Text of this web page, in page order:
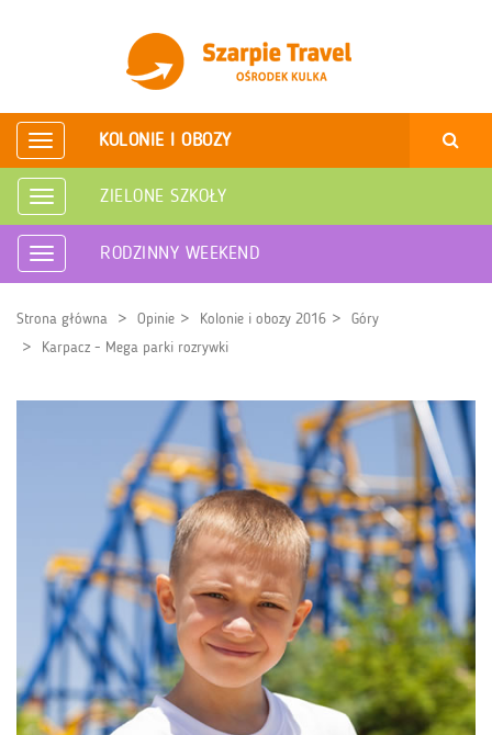
Rozwiń
nawigację
KOLONIE I OBOZY
Rozwiń
nawigację
ZIELONE SZKOŁY
Rozwiń
nawigację
RODZINNY WEEKEND
Strona główna Opinie Kolonie i obozy 2016
Góry
Karpacz - Mega parki rozrywki